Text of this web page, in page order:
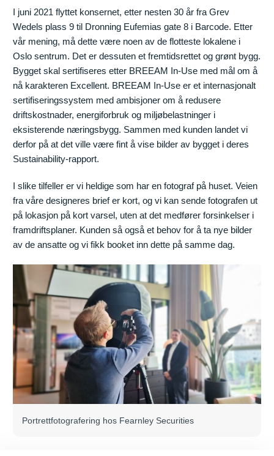
I juni 2021 flyttet konsernet, etter nesten 30 år fra Grev
Wedels plass 9 til Dronning Eufemias gate 8 i Barcode. Etter
vår mening, må dette være noen av de flotteste lokalene i
Oslo sentrum. Det er dessuten et fremtidsrettet og grønt bygg.
Bygget skal sertifiseres etter BREEAM In-Use med mål om å
nå karakteren Excellent. BREEAM In-Use er et internasjonalt
sertifiseringssystem med ambisjoner om å redusere
driftskostnader, energiforbruk og miljøbelastninger i
eksisterende næringsbygg. Sammen med kunden landet vi
derfor på at det ville være fint å vise bilder av bygget i deres
Sustainability-rapport.
I slike tilfeller er vi heldige som har en fotograf på huset. Veien
fra våre designeres brief er kort, og vi kan sende fotografen ut
på lokasjon på kort varsel, uten at det medfører forsinkelser i
framdriftsplaner. Kunden så også et behov for å ta nye bilder
av de ansatte og vi fikk booket inn dette på samme dag.
Portrettfotografering hos Fearnley Securities